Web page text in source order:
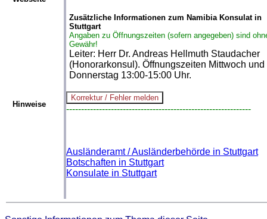
Hinweise
Zusätzliche Informationen zum Namibia Konsulat in
Stuttgart
Angaben zu Öffnungszeiten (sofern angegeben) sind
Gewähr!
Leiter: Herr Dr. Andreas Hellmuth Staudacher
(Honorarkonsul). Öffnungszeiten Mittwoch und
Donnerstag 13:00-15:00 Uhr.
--------------------------------------------------------------
Ausländeramt / Ausländerbehörde in Stuttgart
Botschaften in Stuttgart
Konsulate in Stuttgart